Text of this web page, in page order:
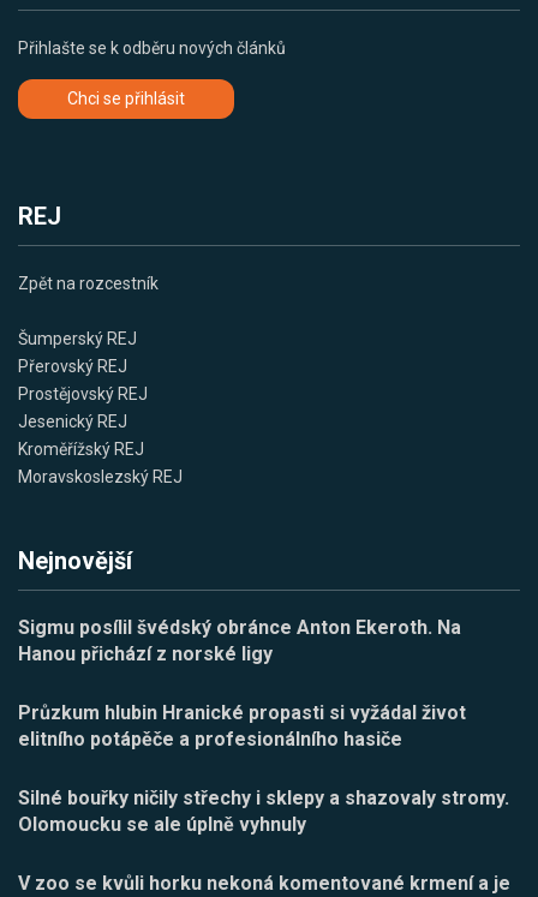
Přihlašte se k odběru nových článků
Chci se přihlásit
REJ
Zpět na rozcestník
Šumperský REJ
Přerovský REJ
Prostějovský REJ
Jesenický REJ
Kroměřížský REJ
Moravskoslezský REJ
Nejnovější
Sigmu posílil švédský obránce Anton Ekeroth. Na
Hanou přichází z norské ligy
Průzkum hlubin Hranické propasti si vyžádal život
elitního potápěče a profesionálního hasiče
Silné bouřky ničily střechy i sklepy a shazovaly stromy.
Olomoucku se ale úplně vyhnuly
V zoo se kvůli horku nekoná komentované krmení a je